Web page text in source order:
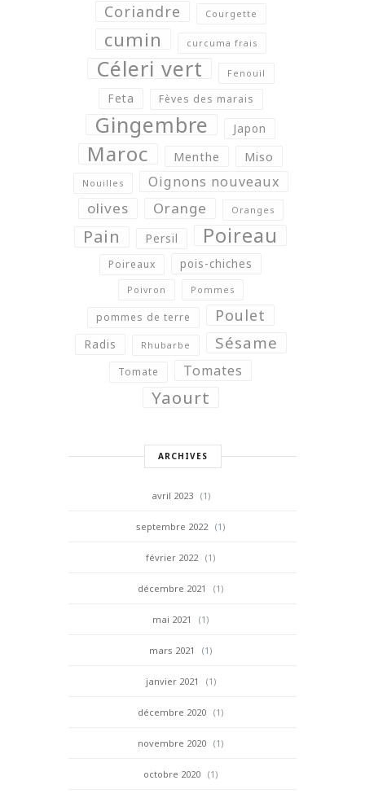
Coriandre Courgette
cumin curcuma frais
Céleri vert Fenouil
Feta Fèves des marais
Gingembre Japon
Maroc Menthe Miso
Nouilles Oignons nouveaux
olives Orange Oranges
Pain Persil Poireau
Poireaux pois-chiches
Poivron Pommes
pommes de terre Poulet
Radis Rhubarbe Sésame
Tomate Tomates
Yaourt
ARCHIVES
avril 2023 (1)
septembre 2022 (1)
février 2022 (1)
décembre 2021 (1)
mai 2021 (1)
mars 2021 (1)
janvier 2021 (1)
décembre 2020 (1)
novembre 2020 (1)
octobre 2020 (1)